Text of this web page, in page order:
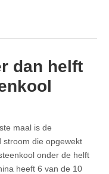
dan helft
maal is de
stroom die opgewekt
onder de helft
heeft 6 van de 10